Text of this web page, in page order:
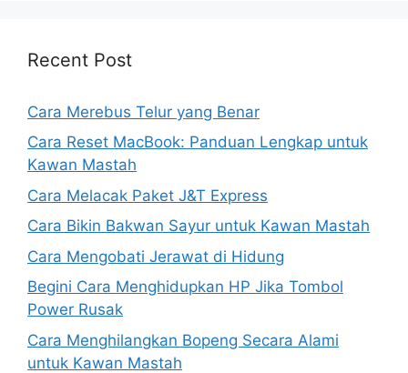
Recent Post
Cara Merebus Telur yang Benar
Cara Reset MacBook: Panduan Lengkap untuk
Kawan Mastah
Cara Melacak Paket J&T Express
Cara Bikin Bakwan Sayur untuk Kawan Mastah
Cara Mengobati Jerawat di Hidung
Begini Cara Menghidupkan HP Jika Tombol
Power Rusak
Cara Menghilangkan Bopeng Secara Alami
untuk Kawan Mastah